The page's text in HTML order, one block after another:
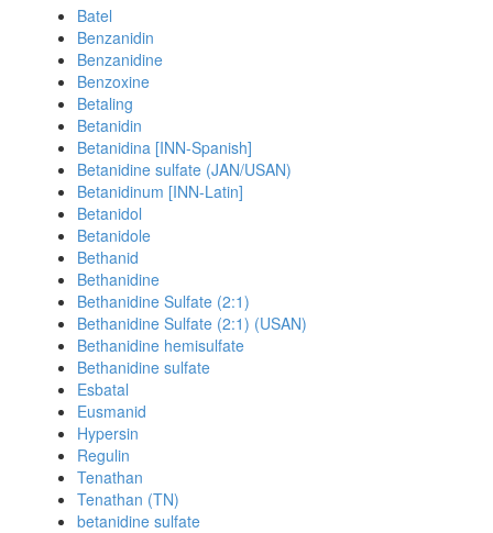
Batel
Benzanidin
Benzanidine
Benzoxine
Betaling
Betanidin
Betanidina [INN-Spanish]
Betanidine sulfate (JAN/USAN)
Betanidinum [INN-Latin]
Betanidol
Betanidole
Bethanid
Bethanidine
Bethanidine Sulfate (2:1)
Bethanidine Sulfate (2:1) (USAN)
Bethanidine hemisulfate
Bethanidine sulfate
Esbatal
Eusmanid
Hypersin
Regulin
Tenathan
Tenathan (TN)
betanidine sulfate